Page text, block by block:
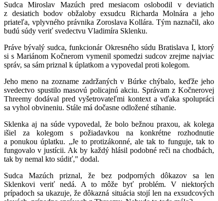
Sudca Miroslav Mazúch pred mesiacom oslobodil v deviatich
z desiatich bodov obžaloby exsudcu Richarda Molnára a jeho
priateľa, vplyvného právnika Zoroslava Kollára. Tým naznačil, ako
budú súdy veriť svedectvu Vladimíra Sklenku.
Práve bývalý sudca, funkcionár Okresného súdu Bratislava I, ktorý
si s Mariánom Kočnerom vymenil spomedzi sudcov zrejme najviac
správ, sa sám priznal k úplatkom a vypovedal proti kolegom.
Jeho meno na zozname zadržaných v Búrke chýbalo, keďže jeho
svedectvo spustilo masovú policajnú akciu. Správam z Kočnerovej
Threemy dodával pred vyšetrovateľmi kontext a vďaka spolupráci
sa vyhol obvineniu. Stále má dočasne odložené stíhanie.
Sklenka aj na súde vypovedal, že bolo bežnou praxou, ak kolega
išiel za kolegom s požiadavkou na konkrétne rozhodnutie
a ponukou úplatku. „Je to protizákonné, ale tak to funguje, tak to
fungovalo v justícii. Ak by každý hlásil podobné reči na chodbách,
tak by nemal kto súdiť," dodal.
Sudca Mazúch priznal, že bez podporných dôkazov sa len
Sklenkovi veriť nedá. A to môže byť problém. V niektorých
prípadoch sa ukazuje, že dôkazná situácia stojí len na exsudcových